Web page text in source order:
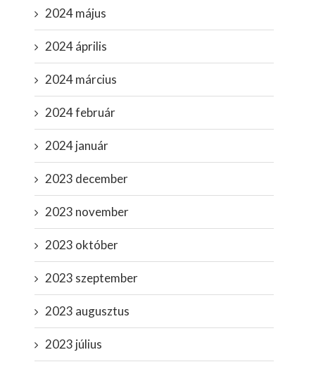
2024 május
2024 április
2024 március
2024 február
2024 január
2023 december
2023 november
2023 október
2023 szeptember
2023 augusztus
2023 július